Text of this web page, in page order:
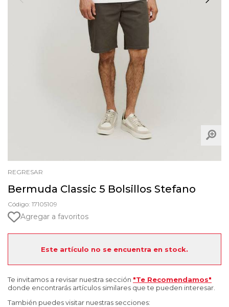
REGRESAR
Bermuda Classic 5 Bolsillos Stefano
Código: 17105109
Agregar a favoritos
Este artículo no se encuentra en stock.
Te invitamos a revisar nuestra sección "Te Recomendamos"
donde encontrarás artículos similares que te pueden interesar.
También puedes visitar nuestras secciones: